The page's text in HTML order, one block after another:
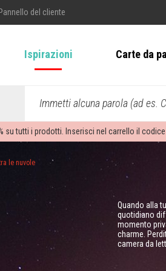
Pannello del cliente
Ispirazioni Carte da
Immetti alcuna parola (ad es.
su tutti i prodotti. Inserisci nel carrello il
le nuvole
Quando alla
quotidiano
momento
charme.
camera da